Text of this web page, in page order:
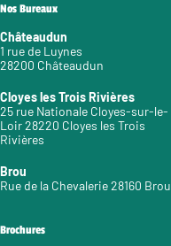
Nos Bureaux
Châteaudun
1 rue de Luynes
28200 Châteaudun
Cloyes les Trois Rivières
25 rue Nationale Cloyes-sur-le-
Loir 28220 Cloyes les Trois
Rivières
Brou
Rue de la Chevalerie 28160 Brou
Brochures